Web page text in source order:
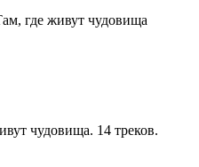
где живут чудовища
чудовища. 14 треков.